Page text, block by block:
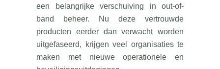
een belangrijke verschuiving in out-of-
band beheer. Nu deze vertrouwde
producten eerder dan verwacht worden
uitgefaseerd, krijgen veel organisaties te
maken met nieuwe operationele en